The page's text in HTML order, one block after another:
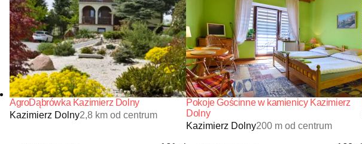
AgroDąbrówka Kazimierz Dolny
Kazimierz Dolny2,8 km od centrum
Pokoje Gościnne w kamienicy Kazimierz
Dolny
Kazimierz Dolny200 m od centrum